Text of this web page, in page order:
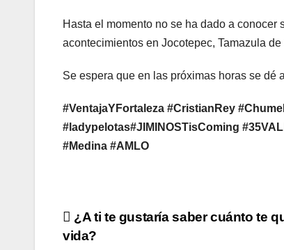
Hasta el momento no se ha dado a
acontecimientos en Jocotepec, Tamazula
Se espera que en las próximas horas se dé
#VentajaYFortaleza #CristianRey #Chumel
#ladypelotas#JIMINOSTisComing
#Medina #AMLO
Navegación
¿A ti te gustaría saber cuánto te
vida?